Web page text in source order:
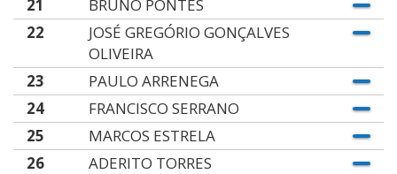
21
BRUNO PONTES
22
JOSÉ GREGÓRIO GONÇALVES
OLIVEIRA
23
PAULO ARRENEGA
24
FRANCISCO SERRANO
25
MARCOS ESTRELA
26
ADERITO TORRES